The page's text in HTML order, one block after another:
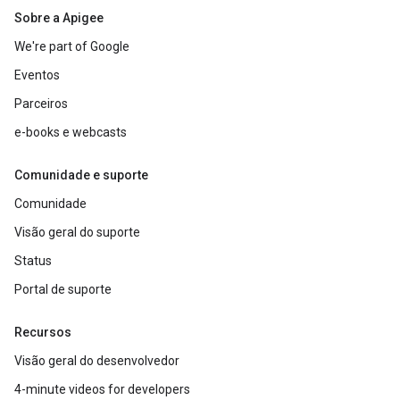
Sobre a Apigee
We're part of Google
Eventos
Parceiros
e-books e webcasts
Comunidade e suporte
Comunidade
Visão geral do suporte
Status
Portal de suporte
Recursos
Visão geral do desenvolvedor
4-minute videos for developers